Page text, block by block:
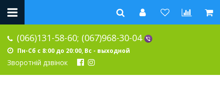
(066)131-58-60; (067)968-30-04
Пн-Сб с 8:00 до 20:00, Вс - выходной
Зворотній дзвінок